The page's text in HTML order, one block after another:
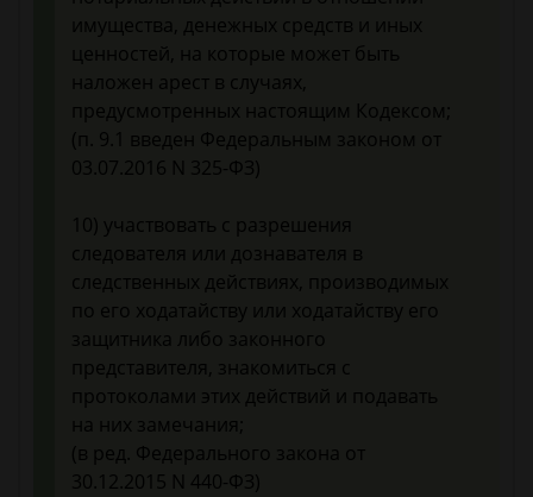
имущества, денежных средств и иных
ценностей, на которые может быть
наложен арест в случаях,
предусмотренных настоящим Кодексом;
(п. 9.1 введен Федеральным законом от
03.07.2016 N 325-ФЗ)
10) участвовать с разрешения
следователя или дознавателя в
следственных действиях, производимых
по его ходатайству или ходатайству его
защитника либо законного
представителя, знакомиться с
протоколами этих действий и подавать
на них замечания;
(в ред. Федерального закона от
30.12.2015 N 440-ФЗ)